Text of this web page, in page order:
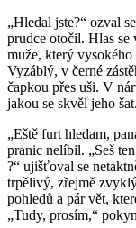
„Hledal jste?“ ozval
prudce otočil. Hlas
muže, který vysokého
Vyzáblý, v černé
čapkou přes uši. V
jakou se skvěl jeho šat.
„Eště furt hledam,
pranic nelíbil. „Seš
?“ ujišťoval se
trpělivý, zřejmě
pohledů a pár vět,
„Tudy, prosím,“